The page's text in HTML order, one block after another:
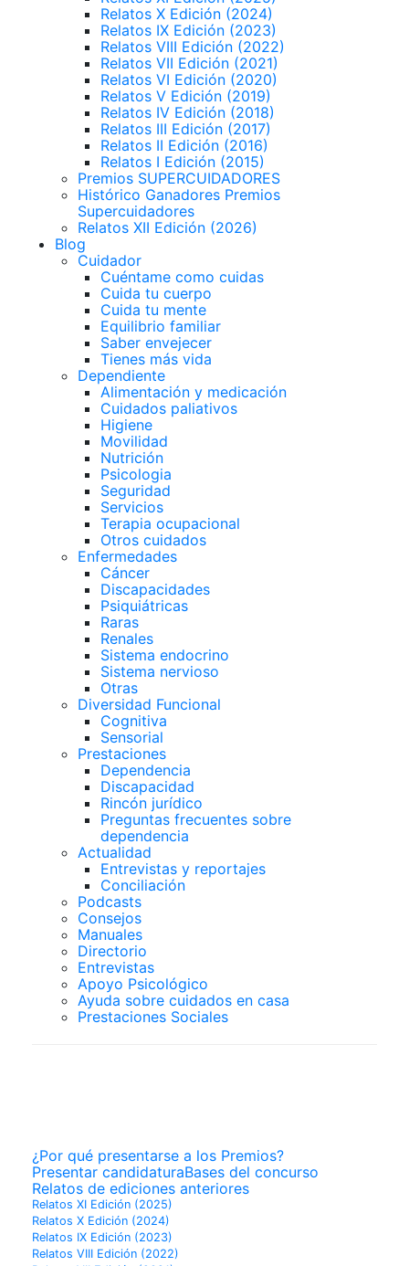
Relatos X Edición (2024)
Relatos IX Edición (2023)
Relatos VIII Edición (2022)
Relatos VII Edición (2021)
Relatos VI Edición (2020)
Relatos V Edición (2019)
Relatos IV Edición (2018)
Relatos III Edición (2017)
Relatos II Edición (2016)
Relatos I Edición (2015)
Premios SUPERCUIDADORES
Histórico Ganadores Premios
Supercuidadores
Relatos XII Edición (2026)
Blog
Cuidador
Cuéntame como cuidas
Cuida tu cuerpo
Cuida tu mente
Equilibrio familiar
Saber envejecer
Tienes más vida
Dependiente
Alimentación y medicación
Cuidados paliativos
Higiene
Movilidad
Nutrición
Psicologia
Seguridad
Servicios
Terapia ocupacional
Otros cuidados
Enfermedades
Cáncer
Discapacidades
Psiquiátricas
Raras
Renales
Sistema endocrino
Sistema nervioso
Otras
Diversidad Funcional
Cognitiva
Sensorial
Prestaciones
Dependencia
Discapacidad
Rincón jurídico
Preguntas frecuentes sobre
dependencia
Actualidad
Entrevistas y reportajes
Conciliación
Podcasts
Consejos
Manuales
Directorio
Entrevistas
Apoyo Psicológico
Ayuda sobre cuidados en casa
Prestaciones Sociales
¿Por qué presentarse a los Premios?
Presentar candidaturaBases del concurso
Relatos de ediciones anteriores
Relatos XI Edición (2025)
Relatos X Edición (2024)
Relatos IX Edición (2023)
Relatos VIII Edición (2022)